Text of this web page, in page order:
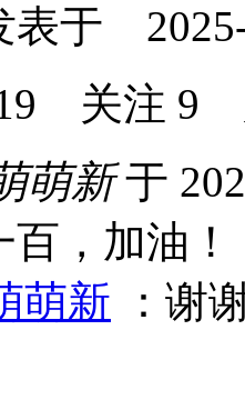
于 2025-
关注 9
萌新于
，加油！
萌新 ：谢